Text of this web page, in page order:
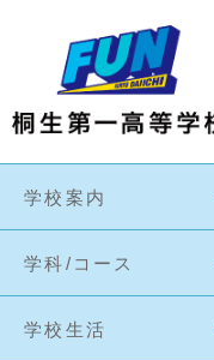
学校案内
学科/コース
学校生活